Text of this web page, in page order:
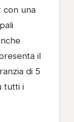
con una
il
di 5
tutti i